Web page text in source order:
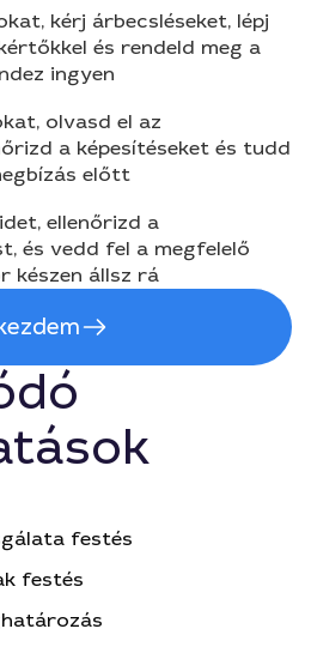
kérj árbecsléseket, lépj
és rendeld meg a
ingyen
olvasd el az
a képesítéseket és tudd
előtt
ellenőrizd a
és vedd fel a megfelelő
készen állsz rá
festés
festés